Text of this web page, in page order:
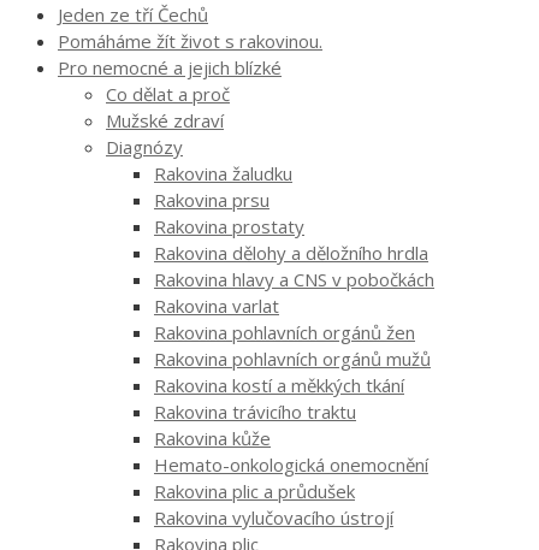
Jeden ze tří Čechů
Pomáháme žít život s rakovinou.
Pro nemocné a jejich blízké
Co dělat a proč
Mužské zdraví
Diagnózy
Rakovina žaludku
Rakovina prsu
Rakovina prostaty
Rakovina dělohy a děložního hrdla
Rakovina hlavy a CNS v pobočkách
Rakovina varlat
Rakovina pohlavních orgánů žen
Rakovina pohlavních orgánů mužů
Rakovina kostí a měkkých tkání
Rakovina trávicího traktu
Rakovina kůže
Hemato-onkologická onemocnění
Rakovina plic a průdušek
Rakovina vylučovacího ústrojí
Rakovina plic